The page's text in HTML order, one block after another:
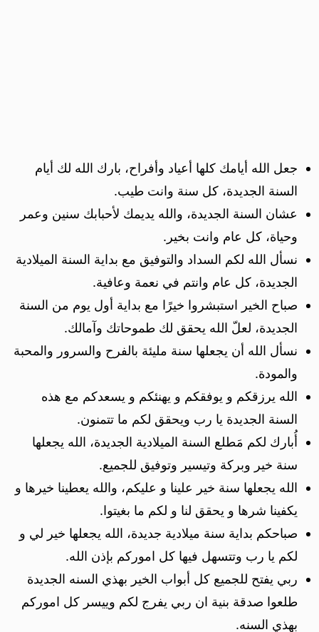
جعل الله أيامك كلها أعياد وأفراح، بارك الله لك أيام
السنة الجديدة، كل سنة وانت طيب.
عشان السنة الجديدة، والله يديمك لأحبابك سنين وعمر
وحياة، كل عام وانت بخير.
نسأل الله لكم السداد والتوفيق مع بداية السنة الميلادية
الجديدة، كل عام وانتم في نعمة وعافية.
صباح الخير استبشروا خيرًا مع بداية أول يوم من السنة
الجديدة، لعلّ الله يحقق لك طموحاتك وآمالك.
نسأل الله أن يجعلها سنة مليئة بالفرح والسرور والمحبة
والمودة.
الله يرزقكم و يوفقكم و يهنئكم و يسعدكم مع هذه
السنة الجديدة يا رب ويحقق لكم ما تتمنون.
أُبارك لكم مَطلع السنة الميلادية الجديدة، الله يجعلها
سنة خير وبركة وتيسير وتوفيق للجميع.
الله يجعلها سنة خير علينا و عليكم، والله يعطينا خيرها و
يكفينا شرها و يحقق لنا و لكم ما بغيتوا.
صباحكم بداية سنة ميلادية جديدة، الله يجعلها خير لي و
لكم يا رب وتتسهل فيها كل اموركم بإذن الله.
ربي يفتح للجميع كل أبواب الخير بهذي السنه الجديدة
طلعوا صدقة بنية ان ربي يفرج لكم وييسر كل اموركم
بهذي السنه.